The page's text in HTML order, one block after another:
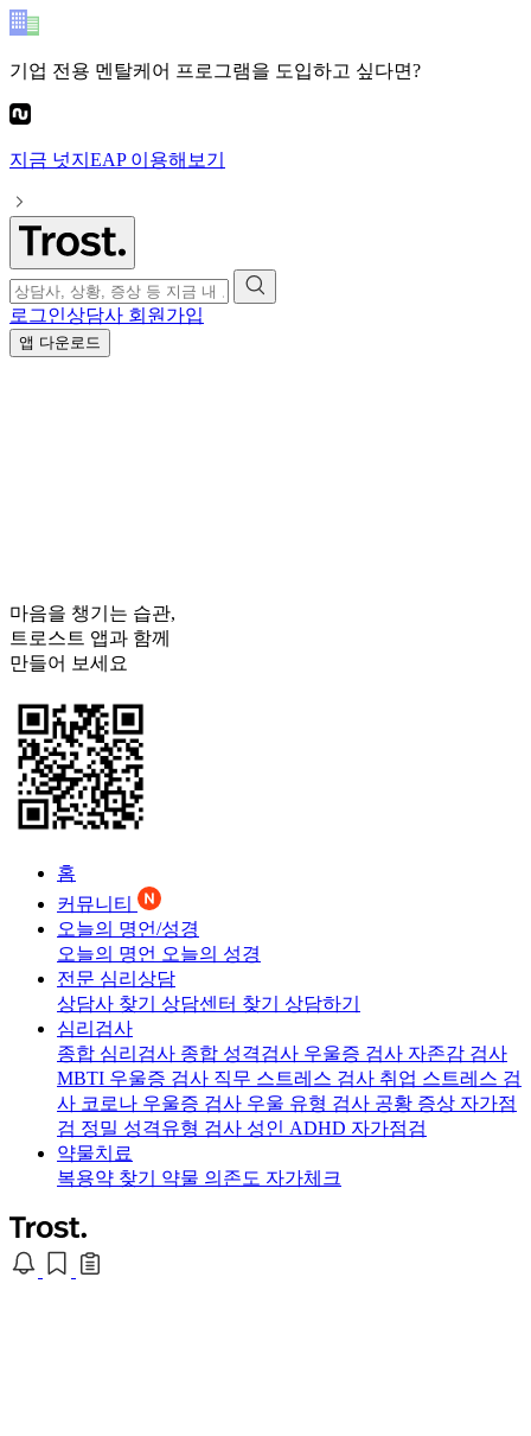
기업 전용 멘탈케어 프로그램을 도입하고 싶다면?
지금 넛지EAP이용해보기
로그인상담사 회원가입
앱 다운로드
마음을 챙기는 습관,
트로스트 앱과 함께
만들어 보세요
홈
커뮤니티
오늘의 명언/성경
오늘의 명언 오늘의 성경
전문 심리상담
상담사 찾기 상담센터 찾기 상담하기
심리검사
종합 심리검사 종합 성격검사 우울증 검사 자존감 검사
MBTI 우울증 검사 직무 스트레스 검사 취업 스트레스 검
사 코로나 우울증 검사 우울 유형 검사 공황 증상 자가점
검 정밀 성격유형 검사 성인 ADHD 자가점검
약물치료
복용약 찾기 약물 의존도 자가체크